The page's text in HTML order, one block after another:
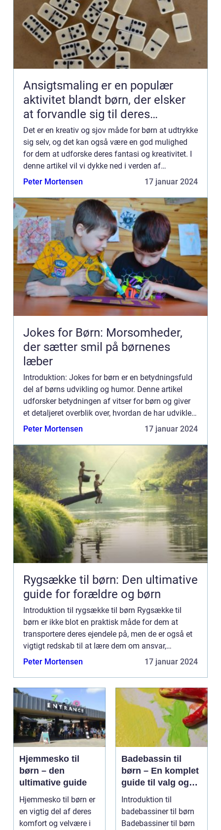
Ansigtsmaling er en populær
aktivitet blandt børn, der elsker
at forvandle sig til deres
yndlingsfigurer eller dyr
Det er en kreativ og sjov måde for børn at udtrykke
sig selv, og det kan også være en god mulighed
for dem at udforske deres fantasi og kreativitet. I
denne artikel vil vi dykke ned i verden af
ansigtsmaling til børn og se nærmere på, hvad der
Peter Mortensen 17 januar 2024
Jokes for Børn: Morsomheder,
der sætter smil på børnenes
læber
Introduktion: Jokes for børn er en betydningsfuld
del af børns udvikling og humor. Denne artikel
udforsker betydningen af vitser for børn og giver
et detaljeret overblik over, hvordan de har udviklet
sig gennem tidens løb. Uanset om du er forælder,
Peter Mortensen 17 januar 2024
Rygsække til børn: Den ultimative
guide for forældre og børn
Introduktion til rygsække til børn Rygsække til
børn er ikke blot en praktisk måde for dem at
transportere deres ejendele på, men de er også et
vigtigt redskab til at lære dem om ansvar,
organisering og uafhængighed. Det er derfor
Peter Mortensen 17 januar 2024
Hjemmesko til
børn – den
ultimative guide
Hjemmesko til børn er
en vigtig del af deres
komfort og velvære i
Badebassin til
børn – En komplet
guide til valg og
brug
Introduktion til
badebassiner til børn
Badebassiner til børn